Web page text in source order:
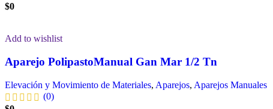
$0
Add to wishlist
Aparejo PolipastoManual Gan Mar 1/2 Tn
Elevación y Movimiento de Materiales, Aparejos, Aparejos Manuales
(0)